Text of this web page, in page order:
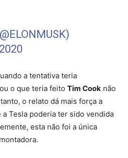
a tentativa teria
o que teria feito Tim Cook não
o relato dá mais força a
Tesla poderia ter sido vendida
esta não foi a única